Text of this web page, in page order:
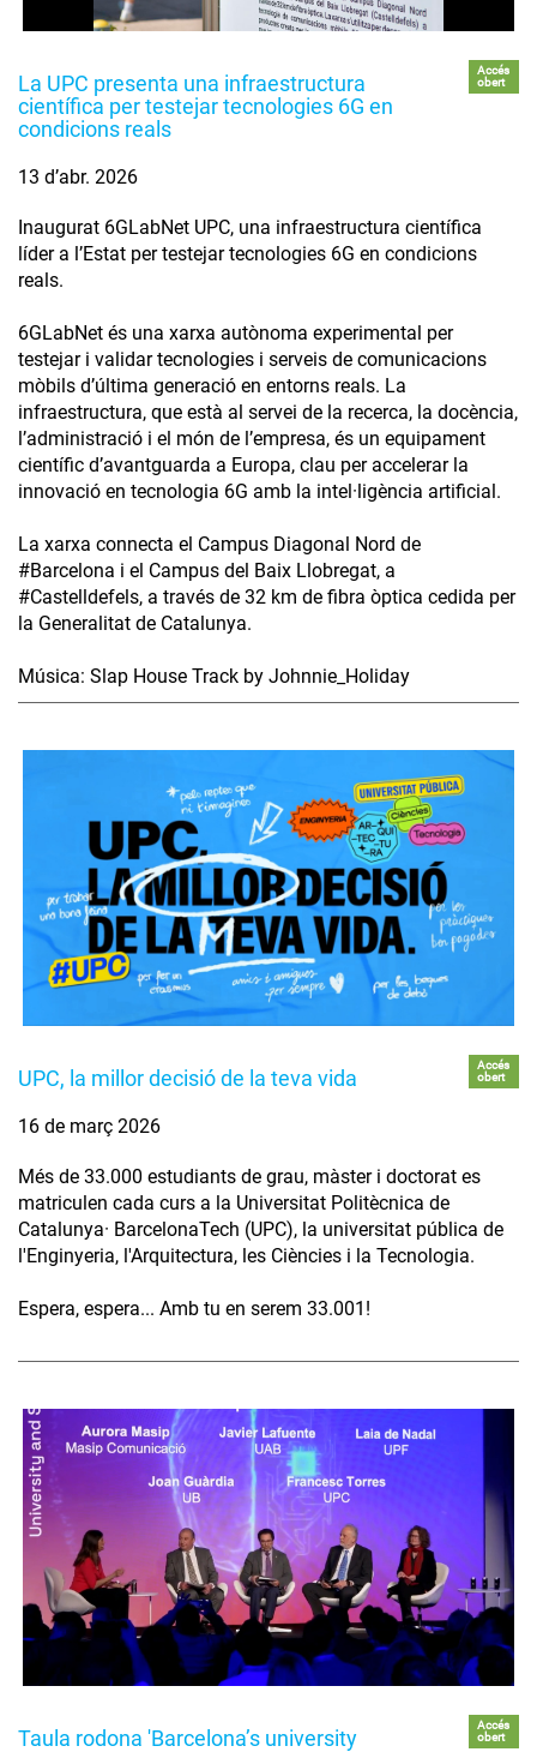
La UPC presenta una infraestructura
científica per testejar tecnologies 6G en
condicions reals
Accés
obert
13 d’abr. 2026
Inaugurat 6GLabNet UPC, una infraestructura científica
líder a l’Estat per testejar tecnologies 6G en condicions
reals.
6GLabNet és una xarxa autònoma experimental per
testejar i validar tecnologies i serveis de comunicacions
mòbils d’última generació en entorns reals. La
infraestructura, que està al servei de la recerca, la docència,
l’administració i el món de l’empresa, és un equipament
científic d’avantguarda a Europa, clau per accelerar la
innovació en tecnologia 6G amb la intel·ligència artificial.
La xarxa connecta el Campus Diagonal Nord de
#Barcelona i el Campus del Baix Llobregat, a
#Castelldefels, a través de 32 km de fibra òptica cedida per
la Generalitat de Catalunya.
Música: Slap House Track by Johnnie_Holiday
UPC, la millor decisió de la teva vida
Accés
obert
16 de març 2026
Més de 33.000 estudiants de grau, màster i doctorat es
matriculen cada curs a la Universitat Politècnica de
Catalunya· BarcelonaTech (UPC), la universitat pública de
l'Enginyeria, l'Arquitectura, les Ciències i la Tecnologia.
Espera, espera... Amb tu en serem 33.001!
Taula rodona 'Barcelona’s university
Accés
obert